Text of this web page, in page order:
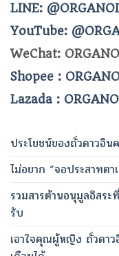
LINE:
YouTube:
WeChat:
Shopee :
Lazada :
ประโยชน์ของถั่วดาวอิ
ไม่อยาก “จอประสาทต
รวมสารต้านอนุมูลอิสร
รับ
เอาใจคุณผู้หญิง ถั่วดาว